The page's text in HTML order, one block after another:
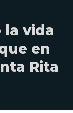
vida
en
Rita